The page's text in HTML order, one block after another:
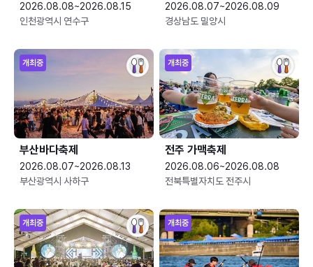
2026.08.08~2026.08.15
인천광역시 연수구
2026.08.07~2026.08.09
경상남도 밀양시
개최중
부산바다축제
2026.08.07~2026.08.13
부산광역시 사하구
개최중
전주 가맥축제
2026.08.06~2026.08.08
전북특별자치도 전주시
개최중 개최중